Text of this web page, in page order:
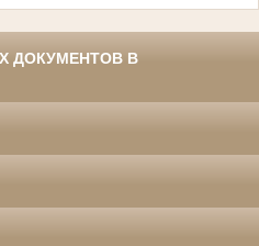
ДОКУМЕНТОВ В